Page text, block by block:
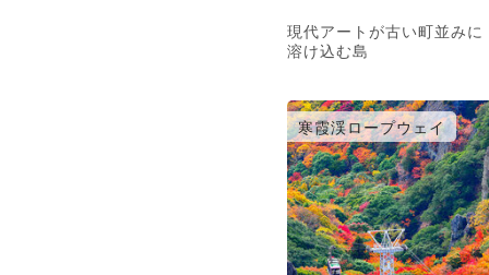
現代アートが古い町並みに
溶け込む島
寒霞渓ロープウェイ